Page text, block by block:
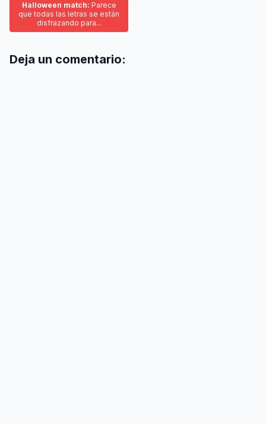
Halloween match: Parece
que todas las letras se están
disfrazando para...
Deja un comentario: